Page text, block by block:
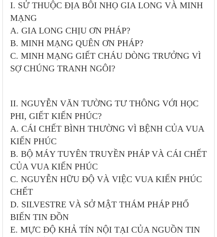
I. SỬ THUỘC ĐỊA BÔI NHỌ GIA LONG VÀ MINH
MẠNG
A. GIA LONG CHỊU ƠN PHÁP?
B. MINH MẠNG QUÊN ƠN PHÁP?
C. MINH MẠNG GIẾT CHÁU DÒNG TRƯỞNG VÌ
SỢ CHÚNG TRANH NGÔI?
II. NGUYỄN VĂN TƯỜNG TƯ THÔNG VỚI HỌC
PHI, GIẾT KIẾN PHÚC?
A. CÁI CHẾT BÌNH THƯỜNG VÌ BỆNH CỦA VUA
KIẾN PHÚC
B. BỘ MÁY TUYÊN TRUYỀN PHÁP VÀ CÁI CHẾT
CỦA VUA KIẾN PHÚC
C. NGUYỄN HỮU ÐỘ VÀ VIỆC VUA KIẾN PHÚC
CHẾT
D. SILVESTRE VÀ SỞ MẬT THÁM PHÁP PHỔ
BIẾN TIN ĐỒN
E. MỰC ĐỘ KHẢ TÍN NỘI TẠI CỦA NGUỒN TIN